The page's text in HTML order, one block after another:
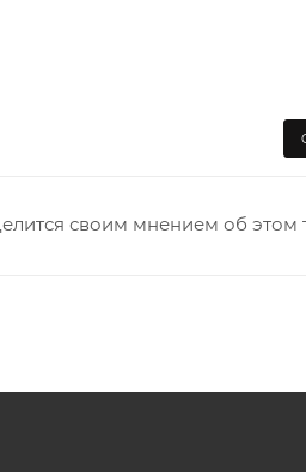
своим мнением об этом